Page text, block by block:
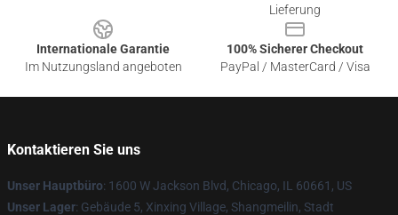
Lieferung
Internationale Garantie
Im Nutzungsland angeboten
100% Sicherer Checkout
PayPal / MasterCard / Visa
Kontaktieren Sie uns
Unser Hauptbüro: 1600 W Jackson Blvd, Chicago, IL 60661, US
Unser Lager: Gebäude 5, Xinxing Village, Shangmeilin, Stadt